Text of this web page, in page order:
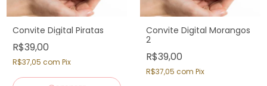
Convite Digital Piratas
R$39,00
R$37,05 com Pix
Convite Digital Morangos
2
R$39,00
R$37,05 com Pix